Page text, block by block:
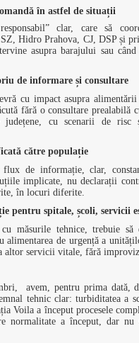
în astfel de situații
clar, care să
Hidro Prahova, CJ, DSP și
asupra barajului sau
de informare și consultare
cu impact asupra
fără o consultare prealabilă
județene, cu scenarii de risc
către populație
de informație, clar,
implicate, nu declarații
în locuri diferite.
pentru spitale, școli, servicii
măsurile tehnice, trebuie să
alimentarea de urgență a
altor servicii vitale, fără
avem, pentru prima dată,
tehnic clar: turbiditatea a
Voila a început procesele
normalitate a început, dar nu